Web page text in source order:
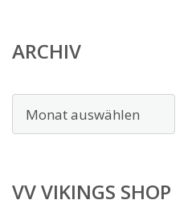
ARCHIV
Archiv
VV VIKINGS SHOP